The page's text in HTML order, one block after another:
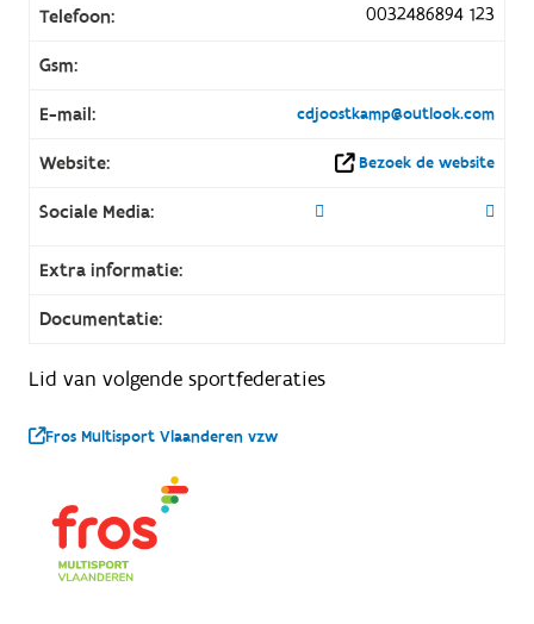
Telefoon: 0032486894 123
Gsm:
E-mail: cdjoostkamp@outlook.com
Website: Bezoek de website
Sociale Media:
Extra informatie:
Documentatie:
Lid van volgende sportfederaties
Fros Multisport Vlaanderen vzw